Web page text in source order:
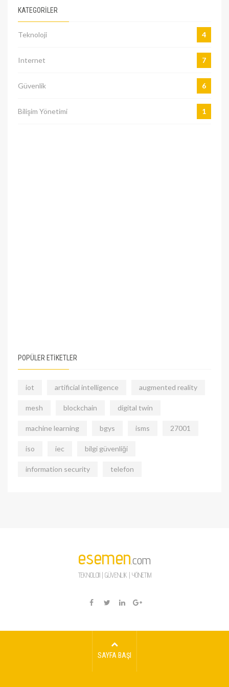
KATEGORILER
Teknoloji 4
Internet 7
Güvenlik 6
Bilişim Yönetimi 1
POPÜLER ETİKETLER
iot artificial intelligence augmented reality
mesh blockchain digital twin
machine learning bgys isms 27001
iso iec bilgi güvenliği
information security telefon
esemen.com
TEKNOLOJİ | GÜVENLİK | YÖNETİM
SAYFA BAŞI